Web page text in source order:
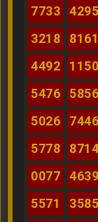
7733
4295
3218
8161
4492
1150
5476
5856
5026
7446
5778
8714
0077
4639
5571
3585